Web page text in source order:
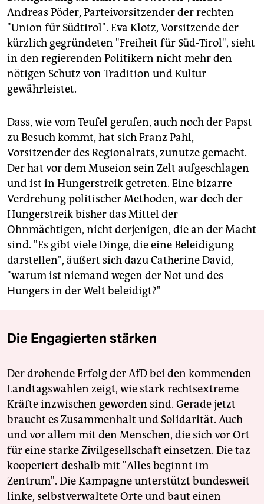
Andreas Pöder, Parteivorsitzender der rechten
"Union für Südtirol". Eva Klotz, Vorsitzende der
kürzlich gegründeten "Freiheit für Süd-Tirol", sieht
in den regierenden Politikern nicht mehr den
nötigen Schutz von Tradition und Kultur
gewährleistet.
Dass, wie vom Teufel gerufen, auch noch der Papst
zu Besuch kommt, hat sich Franz Pahl,
Vorsitzender des Regionalrats, zunutze gemacht.
Der hat vor dem Museion sein Zelt aufgeschlagen
und ist in Hungerstreik getreten. Eine bizarre
Verdrehung politischer Methoden, war doch der
Hungerstreik bisher das Mittel der
Ohnmächtigen, nicht derjenigen, die an der Macht
sind. "Es gibt viele Dinge, die eine Beleidigung
darstellen", äußert sich dazu Catherine David,
"warum ist niemand wegen der Not und des
Hungers in der Welt beleidigt?"
Die Engagierten stärken
Der drohende Erfolg der AfD bei den kommenden
Landtagswahlen zeigt, wie stark rechtsextreme
Kräfte inzwischen geworden sind. Gerade jetzt
braucht es Zusammenhalt und Solidarität. Auch
und vor allem mit den Menschen, die sich vor Ort
für eine starke Zivilgesellschaft einsetzen. Die taz
kooperiert deshalb mit "Alles beginnt im
Zentrum". Die Kampagne unterstützt bundesweit
linke, selbstverwaltete Orte und baut einen